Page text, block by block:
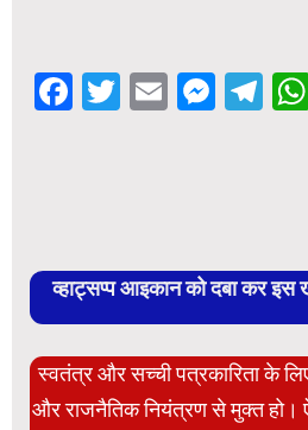
Facebook
Twitter
Email
व्हाट्सप्प आइकान को दबा कर
स्वतंत्र और सच्ची पत्रकारिता के
और राजनैतिक नियंत्रण से मुक्त हो।